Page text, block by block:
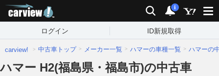
検索 通知
i
ログイン ID新規取得
carview! 中古車トップ メーカー一覧 ハマーの車種一覧 ハマーの
ハマー H2(福島県・福島市)の中古車